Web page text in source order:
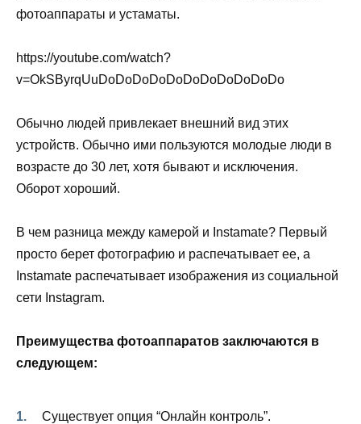
фотоаппараты и устаматы.
https://youtube.com/watch?
v=OkSByrqUuDoDoDoDoDoDoDoDoDoDoDo
Обычно людей привлекает внешний вид этих
устройств. Обычно ими пользуются молодые люди в
возрасте до 30 лет, хотя бывают и исключения.
Оборот хороший.
В чем разница между камерой и Instamate? Первый
просто берет фотографию и распечатывает ее, а
Instamate распечатывает изображения из социальной
сети Instagram.
Преимущества фотоаппаратов заключаются в
следующем:
Существует опция “Онлайн контроль”.